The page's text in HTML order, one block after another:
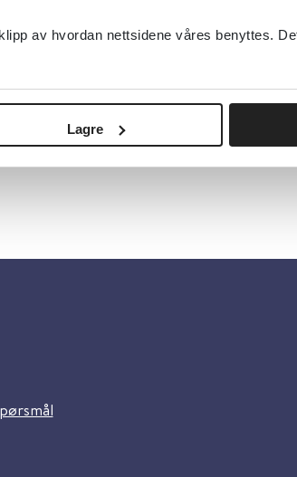
av hvordan nettsidene våres benyttes.
Lagre
forskning